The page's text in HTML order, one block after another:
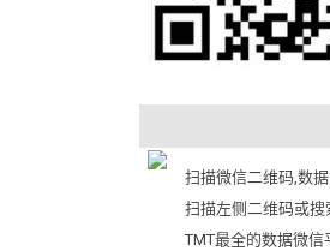
扫描微信二维码,数
扫描左侧二维码或搜
TMT最全的数据微